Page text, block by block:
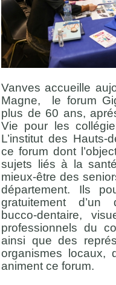
Vanves accueille
Magne, le forum
plus de 60 ans,
Vie pour les
L’institut des Hauts-
ce forum dont
sujets liés à la
mieux-être des
département. Ils
gratuitement d’un
bucco-dentaire,
professionnels du
ainsi que des
organismes locaux,
animent ce forum.